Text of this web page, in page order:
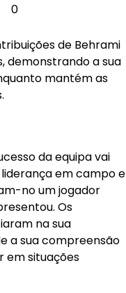
0
de Behrami
demonstrando a sua
mantém as
da equipa vai
em campo e
no um jogador
Os
na sua
a sua compreensão
em situações